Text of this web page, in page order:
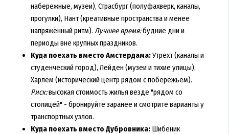
набережные, музеи), Страсбург (полуфахверк, каналы,
прогулки), Нант (креативные пространства и менее
напряжённый ритм). Лучшее время:будние дни и
периоды вне крупных праздников.
Куда поехать вместо Амстердама:Утрехт (каналы и
студенческий город), Лейден (музеи и тихие улицы),
Харлем (исторический центр рядом с побережьем).
Риск:высокая стоимость жилья везде "рядом со
столицей" - бронируйте заранее и смотрите варианты у
транспортных узлов.
Куда поехать вместо Дубровника:Шибеник